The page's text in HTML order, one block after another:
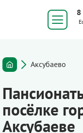
Аксубаево
посёлке
Аксубаеве